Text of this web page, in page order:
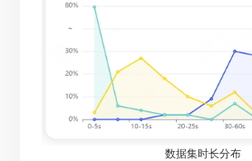
数据集时长分布